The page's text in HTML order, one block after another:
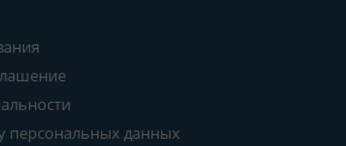
персональных данных